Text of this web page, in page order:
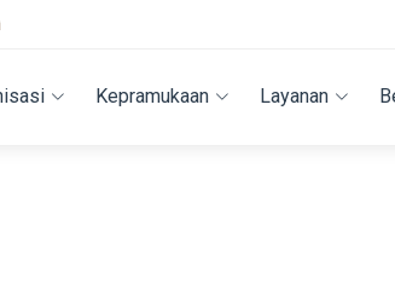
Kepramukaan Layanan